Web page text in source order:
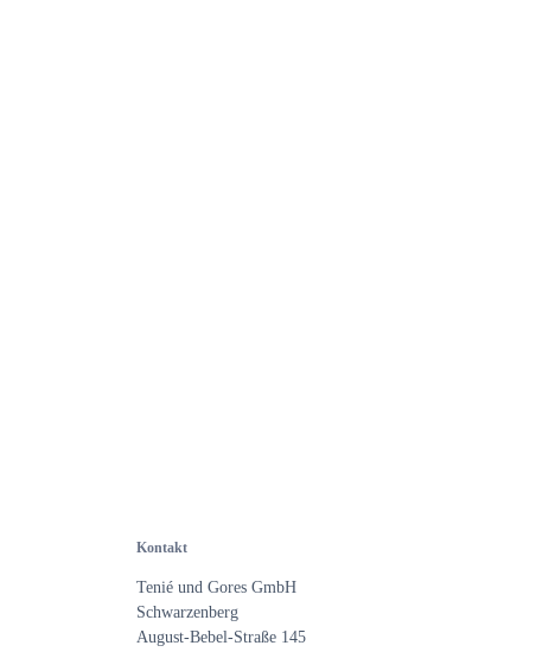
Kontakt
Tenié und Gores GmbH
Schwarzenberg
August-Bebel-Straße 145